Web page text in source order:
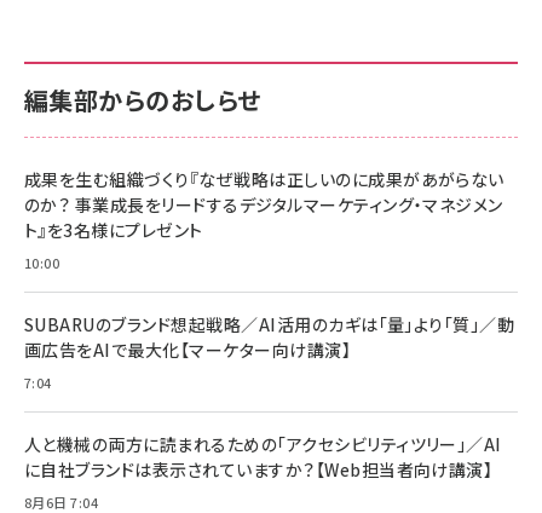
￥880
anan(アンアン)2026/06/24号 No.2500増
刊 スペシャルエディション[王道エンタメの矜
￥1,100
anan(アンアン)2026/07/08号
￥880
組織の成果を最大化する ルールのデザイン
内サポート正規品 メーカー保証5年
KLMEA128G
NIMASO ガラスフィルム iPhone 17 用 保護
止 貼りやすい ガイド枠付き いPhone17 (6.3
インチ) 対応 2枚セット DSP25F1698
￥1,599
￥6,980
全ワイヤレスイヤホン/アクティブノイズキャンセリ
技術基準適合】ブラック
￥5,990
内サポート正規品 メーカー保証5年
KLMEA128G
Amazon eギフトカード - Amazonロゴ - ク
￥5,000
Anker PowerLine III Flow USB-C & USB-
MacBook Pro/Air 各種対応 (1.8m ミッドナ
イトブラック)
￥1,890
サッポロ 生ビール 黒ラベル 350ml 缶 24本 ビー
ル ケース買い【6/30応募〆切! 黒ラベルビヤセラー
編集部からのおしらせ
成果を生む組織づくり『なぜ戦略は正しいのに成果があがらない
のか？ 事業成長をリードするデジタルマーケティング・マネジメン
ト』を3名様にプレゼント
10:00
SUBARUのブランド想起戦略／AI活用のカギは「量」より「質」／動
画広告をAIで最大化【マーケター向け講演】
7:04
人と機械の両方に読まれるための「アクセシビリティツリー」／AI
に自社ブランドは表示されていますか？【Web担当者向け講演】
8月6日 7:04